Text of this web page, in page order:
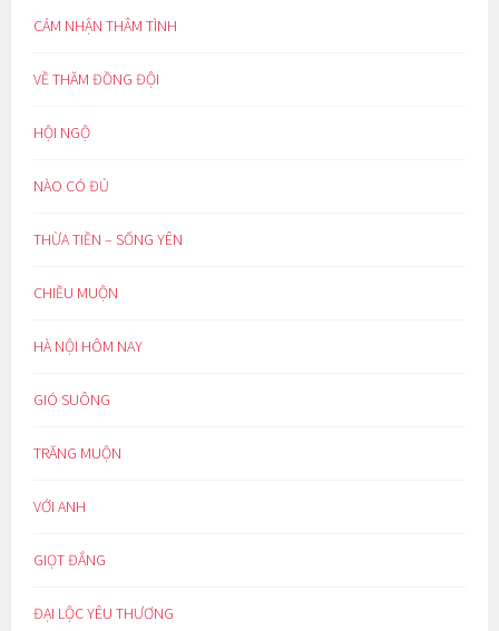
CẢM NHẬN THÂM TÌNH
VỀ THĂM ĐỒNG ĐỘI
HỘI NGỘ
NÀO CÓ ĐỦ
THỪA TIỀN – SỐNG YÊN
CHIỀU MUỘN
HÀ NỘI HÔM NAY
GIÓ SUÔNG
TRĂNG MUỘN
VỚI ANH
GIỌT ĐẮNG
ĐẠI LỘC YÊU THƯƠNG